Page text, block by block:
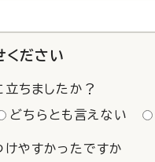
ください
立ちましたか？
どちらとも言えない
けやすかったですか